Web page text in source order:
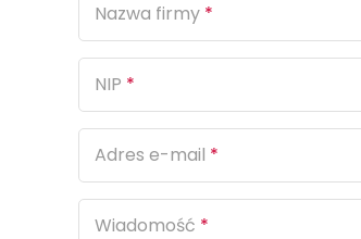
Nazwa firmy *
NIP *
Adres e-mail *
Wiadomość *